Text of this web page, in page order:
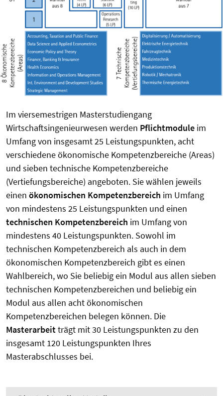
Im viersemestrigen Masterstudiengang
Wirtschaftsingenieurwesen werden Pflichtmodule im
Umfang von insgesamt 25 Leistungspunkten, acht
verschiedene ökonomische Kompetenzbereiche (Areas)
und sieben technische Kompetenzbereiche
(Vertiefungsbereiche) angeboten. Sie wählen jeweils
einen ökonomischen Kompetenzbereich im Umfang
von mindestens 25 Leistungspunkten und einen
technischen Kompetenzbereich im Umfang von
mindestens 40 Leistungspunkten. Sowohl im
technischen Kompetenzbereich als auch in dem
ökonomischen Kompetenzbereich gibt es einen
Wahlbereich, wo Sie beliebig ein Modul aus allen sieben
technischen Kompetenzbereichen und beliebig ein
Modul aus allen acht ökonomischen
Kompetenzbereichen belegen können. Die
Masterarbeitträgt mit 30 Leistungspunkten zu den
insgesamt 120 Leistungspunkten Ihres
Masterabschlusses bei.